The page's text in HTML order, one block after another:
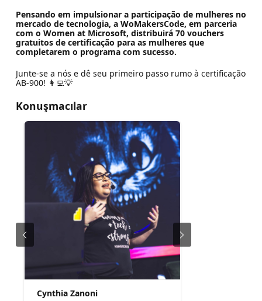
Pensando em impulsionar a participação de mulheres no
mercado de tecnologia, a WoMakersCode, em parceria
com o Women at Microsoft, distribuirá 70 vouchers
gratuitos de certificação para as mulheres que
completarem o programa com sucesso.
Junte-se a nós e dê seu primeiro passo rumo à certificação
AB-900! 👩‍💻💡
Konuşmacılar
Cynthia Zanoni